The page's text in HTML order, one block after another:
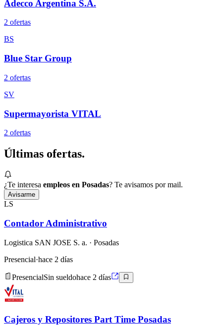
Adecco Argentina S.A.
2 ofertas
BS
Blue Star Group
2 ofertas
SV
Supermayorista VITAL
2 ofertas
Últimas ofertas.
¿Te interesa empleos en Posadas? Te avisamos por mail.
Avisarme
LS
Contador Administrativo
Logistica SAN JOSE S. a. · Posadas
Presencial·hace 2 días
PresencialSin sueldohace 2 días
Cajeros y Repositores Part Time Posadas